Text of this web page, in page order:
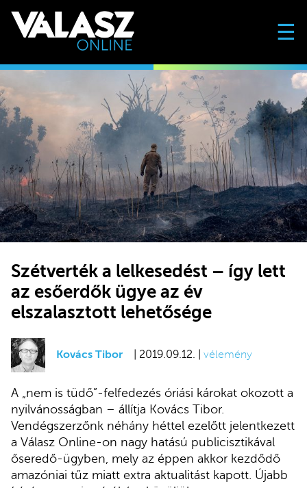
☰
Szétverték a lelkesedést – így lett
az esőerdők ügye az év
elszalasztott lehetősége
Kovács Tibor | 2019.09.12. | vélemény
A „nem is tüdő”-felfedezés óriási károkat okozott a
nyilvánosságban – állítja Kovács Tibor.
Vendégszerzőnk néhány héttel ezelőtt jelentkezett
a Válasz Online-on nagy hatású publicisztikával
őseredő-ügyben, mely az éppen akkor kezdődő
amazóniai tűz miatt extra aktualitást kapott. Újabb